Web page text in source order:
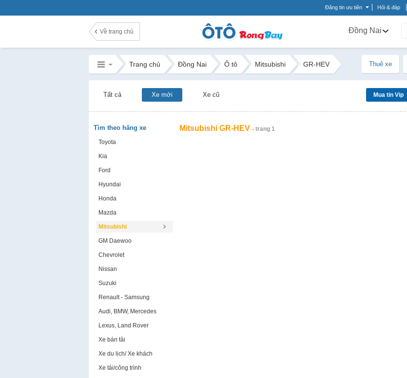
Đăng tin ưu tiên Hỏi & đáp
Về trang chủ Đồng Nai
Trang chủ Đồng Nai Ô tô Mitsubishi GR-HEV Thuê xe
Tất cả Xe mới Xe cũ Mua tin Vip
Tìm theo hãng xe
Toyota
Kia
Ford
Hyundai
Honda
Mazda
Mitsubishi
GM Daewoo
Chevrolet
Nissan
Suzuki
Renault - Samsung
Audi, BMW, Mercedes
Lexus, Land Rover
Xe bán tải
Xe du lịch/ Xe khách
Xe tải/công trình
Mitsubishi GR-HEV - trang 1